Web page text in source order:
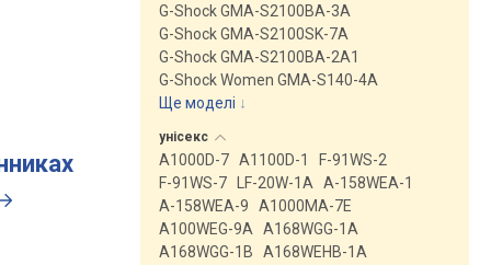
G-Shock GMA-S2100BA-3A
G-Shock GMA-S2100SK-7A
G-Shock GMA-S2100BA-2A1
G-Shock Women GMA-S140-4A
Ще моделі ↓
унісекс
A1000D-7 A1100D-1
F-91WS-2
F-91WS-7
LF-20W-1A
A-158WEA-1
A-158WEA-9
A1000MA-7E
A100WEG-9A
A168WGG-1A
A168WGG-1B
A168WEHB-1A